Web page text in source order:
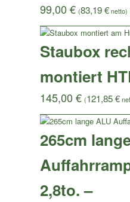
99,00€ (83,19€netto)
Staubox
montiert
145,00€ (121,85€
265cm
2,8to. –